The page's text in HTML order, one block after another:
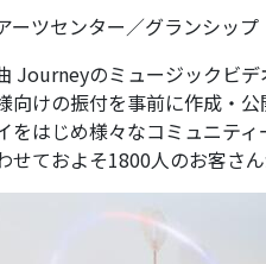
ーツセンター／グランシッ
Journeyのミュージックビ
向けの振付を事前に作成・公
をはじめ様々なコミュニテ
ておよそ1800人のお客さ